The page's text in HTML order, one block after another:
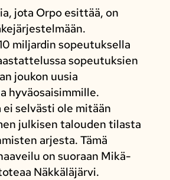
jota Orpo esittää, on
miljardin sopeutuksella
sopeutuksien
joukon uusia
hyväosaisimmille.
ei selvästi ole mitään
julkisen talouden tilasta
arjesta. Tämä
on suoraan Mikä-
Näkkäläjärvi.